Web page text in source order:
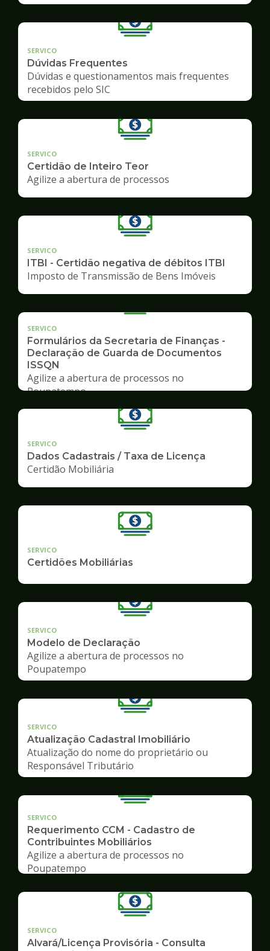
SERVICO
Dúvidas Frequentes
Dúvidas e questionamentos mais frequentes
recebidos pelo SIC
SERVICO
Certidão de Inteiro Teor
Agilize a abertura de processos
SERVICO
ITBI - Certidão negativa de débitos ITBI
Imposto de Transmissão de Bens Imóveis
SERVICO
Formulários da Secretaria de Finanças -
Declaração de Guarda de Documentos
ISSQN
Agilize a abertura de processos no
Poupatempo
SERVICO
Dados Cadastrais / Taxa de Licença
Certidão Mobiliária
SERVICO
Certidões Mobiliárias
SERVICO
Modelo de Declaração
Agilize a abertura de processos no
Poupatempo
SERVICO
Atualização Cadastral Imobiliário
Atualização do nome do proprietário ou
Responsável Tributário
SERVICO
Requerimento CCM - Cadastro de
Contribuintes Mobiliários
Agilize a abertura de processos no
Poupatempo
SERVICO
Alvará/Licença Provisória - Consulta